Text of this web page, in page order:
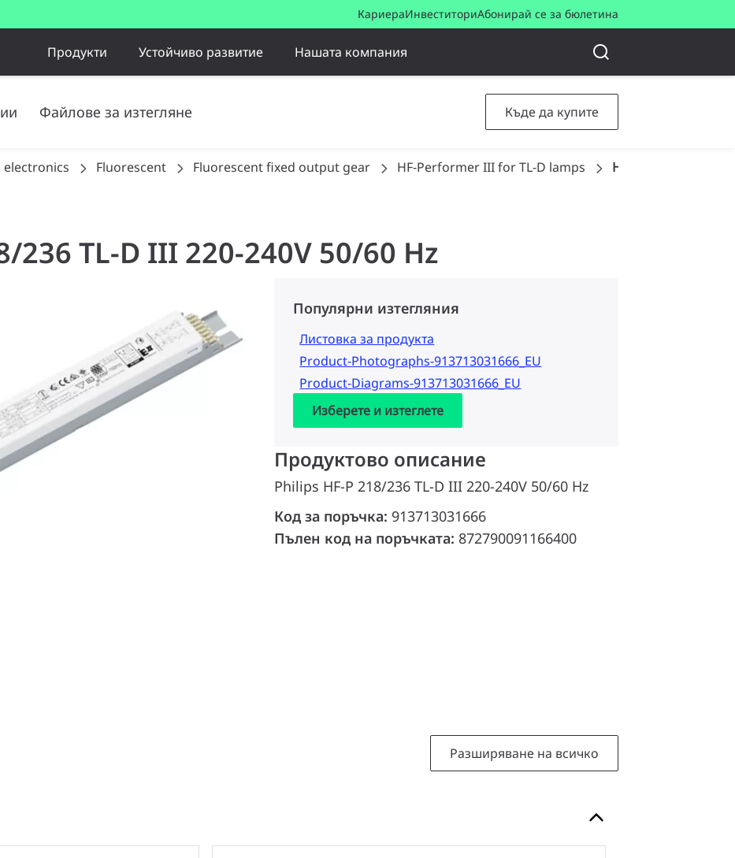
КариераИнвеститориАбонирай се за бюлетина
Продукти Устойчиво развитие Нашата компания
Файлове за изтегляне Къде да купите
Fluorescent Fluorescent fixed output gear HF-Performer III for TL-D lamps HF-P 218/236 TL-D
236 TL-D III 220-240V 50/60 Hz
Популярни изтегляния
Листовка за продукта
Product-Photographs-913713031666_EU
Product-Diagrams-913713031666_EU
Изберете и изтеглете
Продуктово описание
Philips HF-P 218/236 TL-D III 220-240V 50/60 Hz
Код за поръчка: 913713031666
Пълен код на поръчката: 872790091166400
Разширяване на всичко